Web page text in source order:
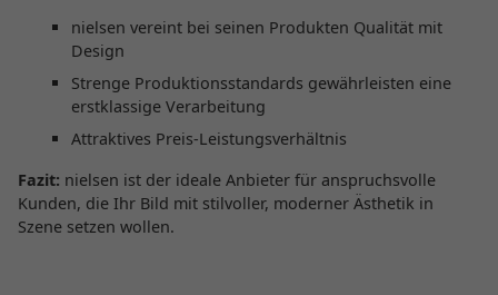
nielsen vereint bei seinen Produkten Qualität mit
Design
Strenge Produktionsstandards gewährleisten eine
erstklassige Verarbeitung
Attraktives Preis-Leistungsverhältnis
Fazit: nielsen ist der ideale Anbieter für anspruchsvolle
Kunden, die Ihr Bild mit stilvoller, moderner Ästhetik in
Szene setzen wollen.